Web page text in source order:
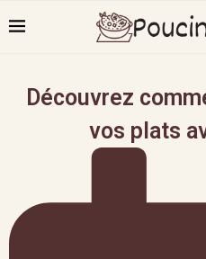
Découvrez
vos plats